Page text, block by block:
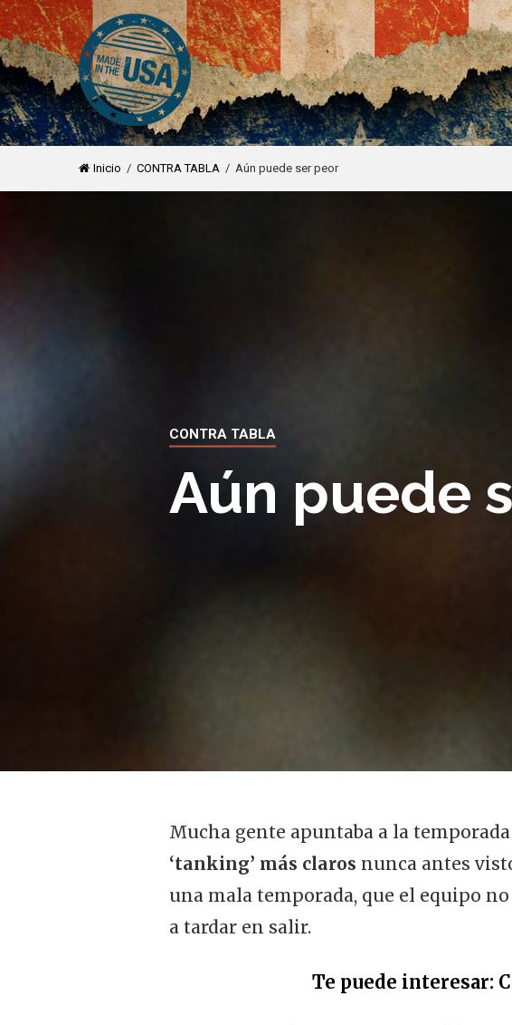
Inicio / CONTRA TABLA / Aún puede ser peor
CONTRA TABLA
Aún puede
Mucha gente apuntaba a la
‘tanking’ más claros nunca antes
una mala temporada, que el equipo
a tardar en salir.
Te puede interesar: